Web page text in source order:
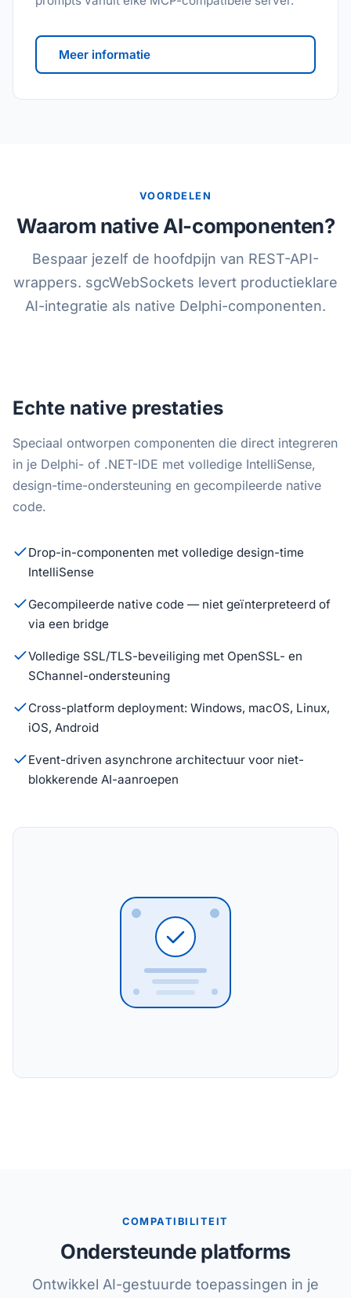
Meer informatie
VOORDELEN
Waarom native AI-componenten?
Bespaar jezelf de hoofdpijn van REST-API-
wrappers. sgcWebSockets levert productieklare
AI-integratie als native Delphi-componenten.
Echte native prestaties
Speciaal ontworpen componenten die direct integreren
in je Delphi- of .NET-IDE met volledige IntelliSense,
design-time-ondersteuning en gecompileerde native
code.
Drop-in-componenten met volledige design-time
IntelliSense
Gecompileerde native code — niet geïnterpreteerd of
via een bridge
Volledige SSL/TLS-beveiliging met OpenSSL- en
SChannel-ondersteuning
Cross-platform deployment: Windows, macOS, Linux,
iOS, Android
Event-driven asynchrone architectuur voor niet-
blokkerende AI-aanroepen
COMPATIBILITEIT
Ondersteunde platforms
Ontwikkel AI-gestuurde toepassingen in je